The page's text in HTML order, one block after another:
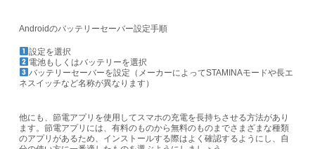
Androidのバッテリーセーバー設定手順
設定を選択
電池もしくはバッテリーを選択
バッテリーセーバーを設定（メーカーによってSTAMINAモードや長エ
ネスイッチなど名称が異なります）
他にも、節電アプリを使用してスマホの充電を長持ちさせる方法があり
ます。節電アプリには、有料のものから無料のものまでさまざまな種類
のアプリがあるため、インストールする際はよく確認するようにし、自